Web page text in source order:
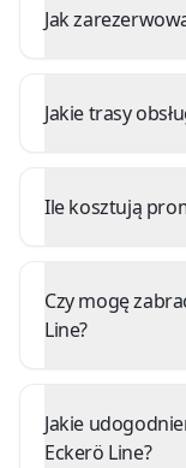
Jak
Jakie trasy
Ile kosztują
Czy mogę
Line?
Jakie
Eckerö Line?